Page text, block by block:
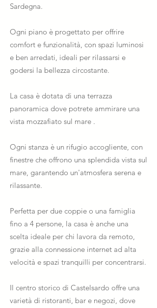
Sardegna.
Ogni piano è progettato per offrire
comfort e funzionalità, con spazi luminosi
e ben arredati, ideali per rilassarsi e
godersi la bellezza circostante.
La casa è dotata di una terrazza
panoramica dove potrete ammirare una
vista mozzafiato sul mare .
Ogni stanza è un rifugio accogliente, con
finestre che offrono una splendida vista sul
mare, garantendo un'atmosfera serena e
rilassante.
Perfetta per due coppie o una famiglia
fino a 4 persone, la casa è anche una
scelta ideale per chi lavora da remoto,
grazie alla connessione internet ad alta
velocità e spazi tranquilli per concentrarsi.
Il centro storico di Castelsardo offre una
varietà di ristoranti, bar e negozi, dove